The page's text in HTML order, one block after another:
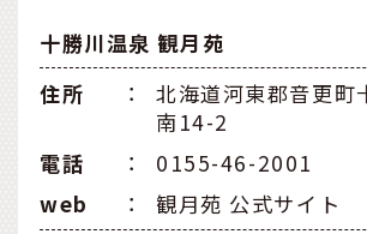
十勝川温泉 観月苑
住所
：
北海道河東郡音更町
南14-2
電話
：
0155-46-2001
web
： 観月苑 公式サイト